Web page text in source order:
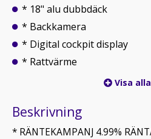
* 18" alu dubbdäck
* Backkamera
* Digital cockpit display
* Rattvärme
Visa alla
Beskrivning
* RÄNTEKAMPANJ 4.99%